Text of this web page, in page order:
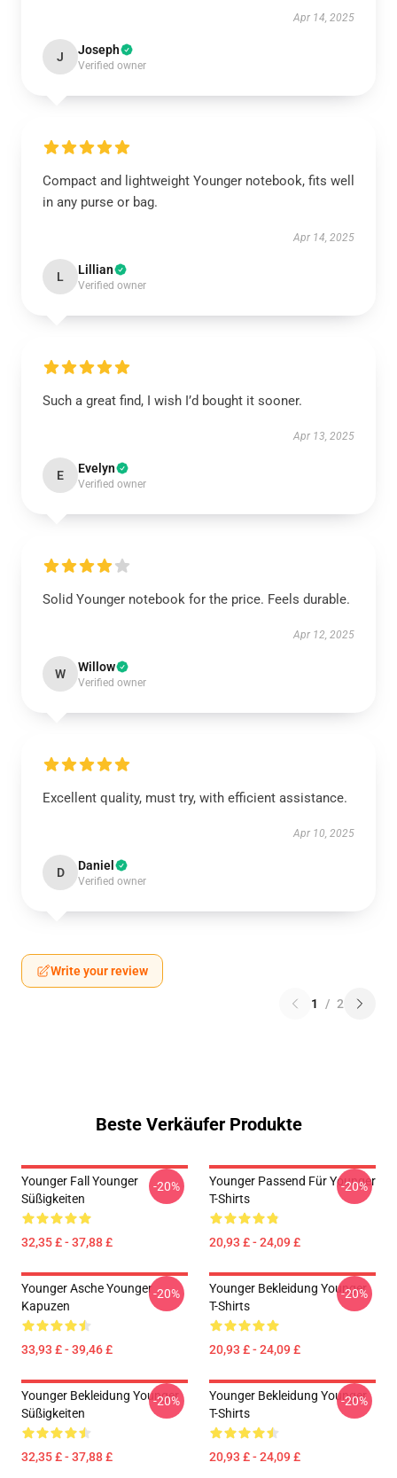
Apr 14, 2025
J Joseph
Verified owner
Compact and lightweight Younger notebook, fits well
in any purse or bag.
Apr 14, 2025
L Lillian
Verified owner
Such a great find, I wish I’d bought it sooner.
Apr 13, 2025
E Evelyn
Verified owner
Solid Younger notebook for the price. Feels durable.
Apr 12, 2025
W Willow
Verified owner
Excellent quality, must try, with efficient assistance.
Apr 10, 2025
D Daniel
Verified owner
Write your review
1 / 2
Beste Verkäufer Produkte
Younger Fall Younger
Süßigkeiten
32,35 £ - 37,88 £
-20%
Younger Passend Für Younger
T-Shirts
20,93 £ - 24,09 £
-20%
Younger Asche Younger
Kapuzen
33,93 £ - 39,46 £
-20%
Younger Bekleidung Younger
T-Shirts
20,93 £ - 24,09 £
-20%
Younger Bekleidung Younger
Süßigkeiten
32,35 £ - 37,88 £
-20%
Younger Bekleidung Younger
T-Shirts
20,93 £ - 24,09 £
-20%